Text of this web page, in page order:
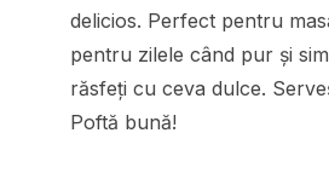
delicios. Perfect pentru
pentru zilele când pur și
răsfeți cu ceva dulce.
Poftă bună!